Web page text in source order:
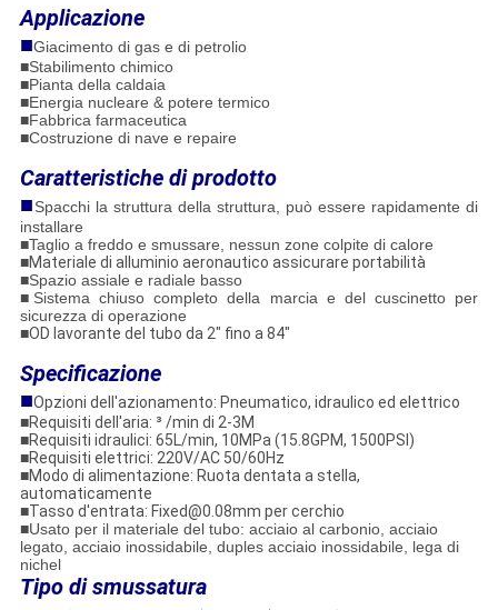
Applicazione
■Giacimento di gas e di petrolio
■Stabilimento chimico
■Pianta della caldaia
■Energia nucleare & potere termico
■Fabbrica farmaceutica
■Costruzione di nave e repaire
Caratteristiche di prodotto
■Spacchi la struttura della struttura, può essere rapidamente di
installare
■Taglio a freddo e smussare, nessun zone colpite di calore
■Materiale di alluminio aeronautico assicurare portabilità
■Spazio assiale e radiale basso
■Sistema chiuso completo della marcia e del cuscinetto per
sicurezza di operazione
■OD lavorante del tubo da 2" fino a 84"
Specificazione
■Opzioni dell'azionamento: Pneumatico, idraulico ed elettrico
■Requisiti dell'aria: ³ /min di 2-3M
■Requisiti idraulici: 65L/min, 10MPa (15.8GPM, 1500PSI)
■Requisiti elettrici: 220V/AC 50/60Hz
■Modo di alimentazione: Ruota dentata a stella,
automaticamente
■Tasso d'entrata: Fixed@0.08mm per cerchio
■Usato per il materiale del tubo: acciaio al carbonio, acciaio
legato, acciaio inossidabile, duples acciaio inossidabile, lega di
nichel
Tipo di smussatura